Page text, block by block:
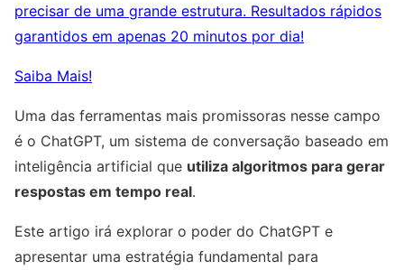
precisar de uma grande estrutura. Resultados rápidos
garantidos em apenas 20 minutos por dia!
Saiba Mais!
Uma das ferramentas mais promissoras nesse campo
é o ChatGPT, um sistema de conversação baseado em
inteligência artificial que utiliza algoritmos para gerar
respostas em tempo real.
Este artigo irá explorar o poder do ChatGPT e
apresentar uma estratégia fundamental para